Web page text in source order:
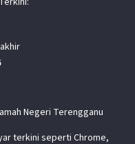
Negeri Terengganu
terkini seperti Chrome,